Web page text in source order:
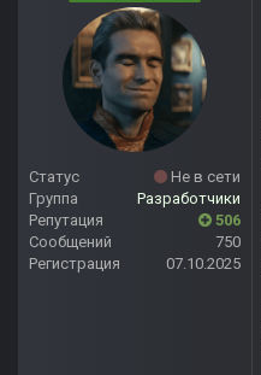
Статус
Не в сети
Группа
Разработчики
Репутация
506
Сообщений
750
Регистрация
07.10.2025